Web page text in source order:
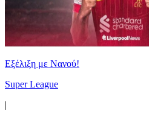
Εξέλιξη με Νανού!
Super League
|